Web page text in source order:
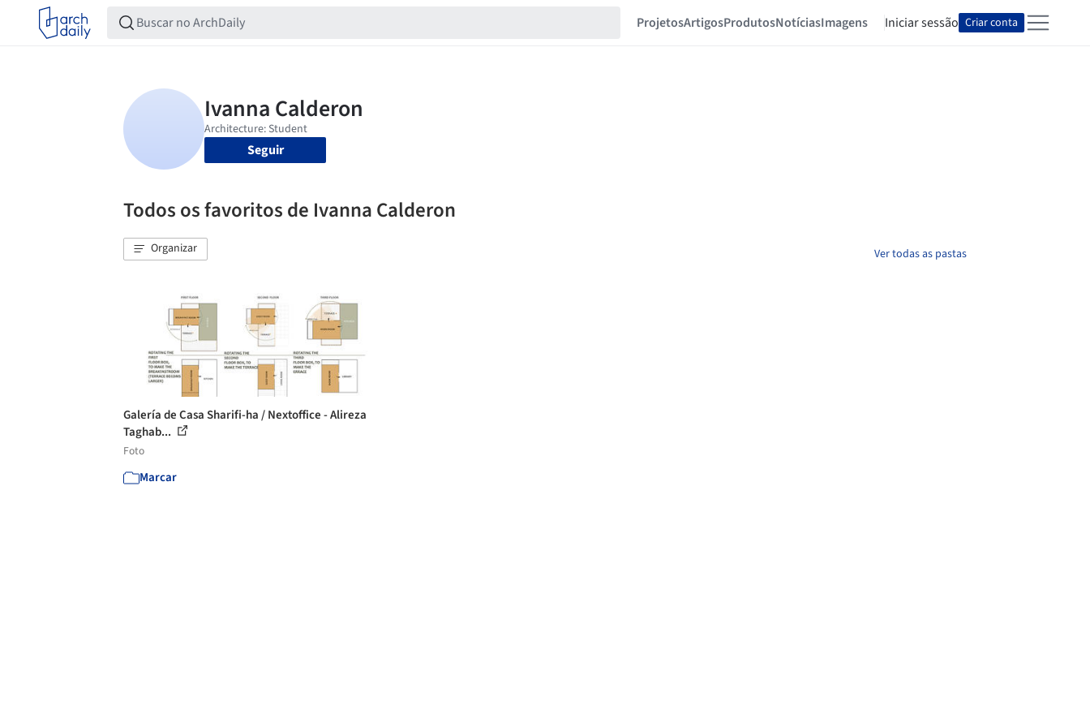
ProjetosArtigosProdutosNotíciasImagens Iniciar sessão Criar conta
Seguir
Todos os favoritos de Ivanna Calderon
Organizar Ver todas as pastas
Galería de Casa Sharifi-ha / Nextoffice - Alireza
Taghab...
Foto
Marcar